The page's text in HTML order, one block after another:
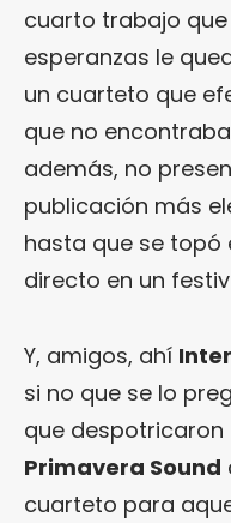
cuarto trabajo que
esperanzas le
un cuarteto que
que no
además, no
publicación más
hasta que se topó
directo en un
Y, amigos, ahí
si no que se lo
que
Primavera Sound
cuarteto para